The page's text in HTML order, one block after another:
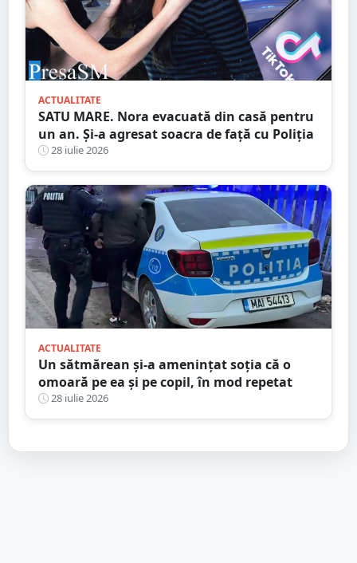
ACTUALITATE
SATU MARE. Nora evacuată din casă pentru
un an. Și-a agresat soacra de față cu Poliția
28 iulie 2026
ACTUALITATE
Un sătmărean și-a amenințat soția că o
omoară pe ea și pe copil, în mod repetat
28 iulie 2026